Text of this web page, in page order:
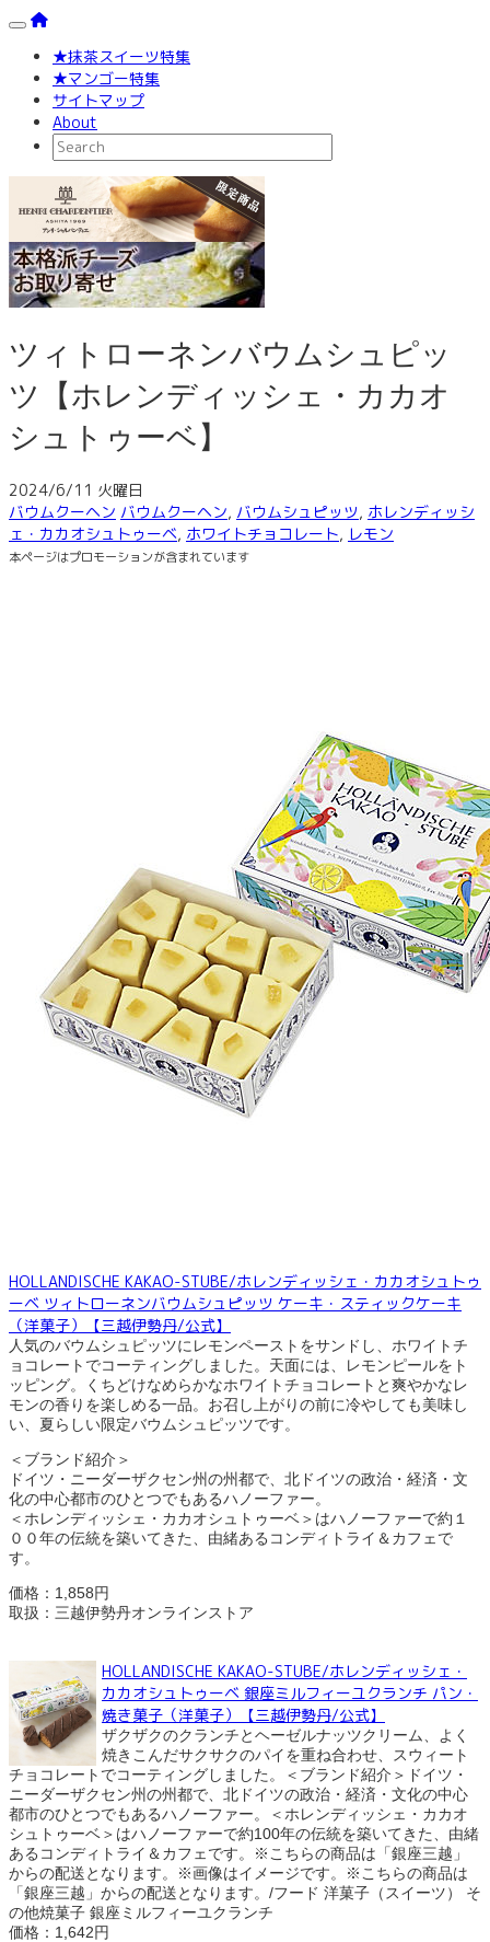
Toggle navigation
★抹茶スイーツ特集
★マンゴー特集
サイトマップ
About
ツィトローネンバウムシュピッ
ツ【ホレンディッシェ・カカオ
シュトゥーベ】
2024/6/11 火曜日
バウムクーヘン バウムクーヘン, バウムシュピッツ, ホレンディッシ
ェ・カカオシュトゥーベ, ホワイトチョコレート, レモン
本ページはプロモーションが含まれています
HOLLANDISCHE KAKAO-STUBE/ホレンディッシェ・カカオシュトゥ
ーベ ツィトローネンバウムシュピッツ ケーキ・スティックケーキ
（洋菓子）【三越伊勢丹/公式】
人気のバウムシュピッツにレモンペーストをサンドし、ホワイトチ
ョコレートでコーティングしました。天面には、レモンピールをト
ッピング。くちどけなめらかなホワイトチョコレートと爽やかなレ
モンの香りを楽しめる一品。お召し上がりの前に冷やしても美味し
い、夏らしい限定バウムシュピッツです。
＜ブランド紹介＞
ドイツ・ニーダーザクセン州の州都で、北ドイツの政治・経済・文
化の中心都市のひとつでもあるハノーファー。
＜ホレンディッシェ・カカオシュトゥーベ＞はハノーファーで約１
００年の伝統を築いてきた、由緒あるコンディトライ＆カフェで
す。
価格：1,858円
取扱：三越伊勢丹オンラインストア
HOLLANDISCHE KAKAO-STUBE/ホレンディッシェ・
カカオシュトゥーベ 銀座ミルフィーユクランチ パン・
焼き菓子（洋菓子）【三越伊勢丹/公式】
ザクザクのクランチとヘーゼルナッツクリーム、よく
焼きこんだサクサクのパイを重ね合わせ、スウィート
チョコレートでコーティングしました。＜ブランド紹介＞ドイツ・
ニーダーザクセン州の州都で、北ドイツの政治・経済・文化の中心
都市のひとつでもあるハノーファー。＜ホレンディッシェ・カカオ
シュトゥーベ＞はハノーファーで約100年の伝統を築いてきた、由緒
あるコンディトライ＆カフェです。※こちらの商品は「銀座三越」
からの配送となります。※画像はイメージです。※こちらの商品は
「銀座三越」からの配送となります。/フード 洋菓子（スイーツ） そ
の他焼菓子 銀座ミルフィーユクランチ
価格：1,642円